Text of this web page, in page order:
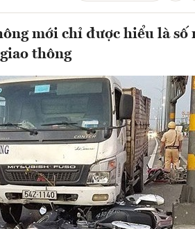
mới chỉ được hiểu là số
thông